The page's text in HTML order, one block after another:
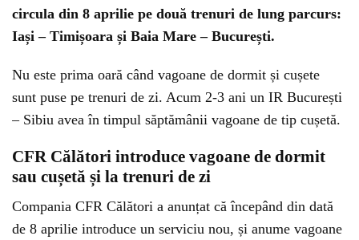
circula din 8 aprilie pe două trenuri de lung parcurs:
Iași – Timișoara și Baia Mare – București.
Nu este prima oară când vagoane de dormit și cușete
sunt puse pe trenuri de zi. Acum 2-3 ani un IR București
– Sibiu avea în timpul săptămânii vagoane de tip cușetă.
CFR Călători introduce vagoane de dormit
sau cușetă și la trenuri de zi
Compania CFR Călători a anunțat că începând din dată
de 8 aprilie introduce un serviciu nou, și anume vagoane